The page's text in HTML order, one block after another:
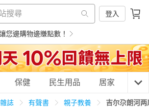
登入
您邊購物邊賺點數！
保健 民生用品 居家 3C
誌 有聲書 親子教養 吉尔尕朗河